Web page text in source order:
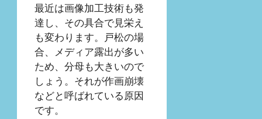
最近は画像加工技術も発
達し、その具合で見栄え
も変わります。戸松の場
合、メディア露出が多い
ため、分母も大きいので
しょう。それが作画崩壊
などと呼ばれている原因
です。